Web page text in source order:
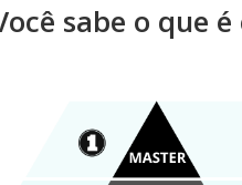
sabe o que